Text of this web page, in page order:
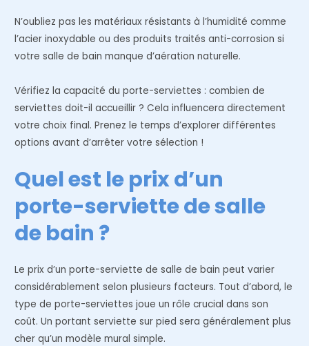
N’oubliez pas les matériaux résistants à l’humidité comme
l’acier inoxydable ou des produits traités anti-corrosion si
votre salle de bain manque d’aération naturelle.
Vérifiez la capacité du porte-serviettes : combien de
serviettes doit-il accueillir ? Cela influencera directement
votre choix final. Prenez le temps d’explorer différentes
options avant d’arrêter votre sélection !
Quel est le prix d’un
porte-serviette de salle
de bain ?
Le prix d’un porte-serviette de salle de bain peut varier
considérablement selon plusieurs facteurs. Tout d’abord, le
type de porte-serviettes joue un rôle crucial dans son
coût. Un portant serviette sur pied sera généralement plus
cher qu’un modèle mural simple.